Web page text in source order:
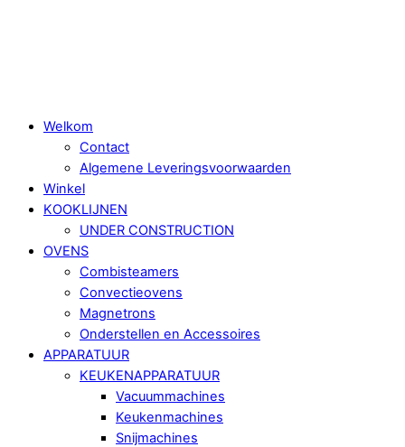
Welkom
Contact
Algemene Leveringsvoorwaarden
Winkel
KOOKLIJNEN
UNDER CONSTRUCTION
OVENS
Combisteamers
Convectieovens
Magnetrons
Onderstellen en Accessoires
APPARATUUR
KEUKENAPPARATUUR
Vacuummachines
Keukenmachines
Snijmachines